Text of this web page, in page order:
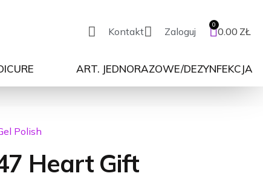
Kontakt Zaloguj 0.00 ZŁ
ART. JEDNORAZOWE/DEZYNFEKCJA
Polish
Heart Gift